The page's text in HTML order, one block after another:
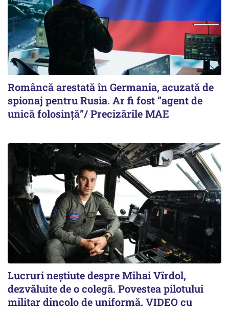
Româncă arestată în Germania, acuzată de
spionaj pentru Rusia. Ar fi fost ”agent de
unică folosință”/ Precizările MAE
Lucruri neștiute despre Mihai Vîrdol,
dezvăluite de o colegă. Povestea pilotului
militar dincolo de uniformă. VIDEO cu